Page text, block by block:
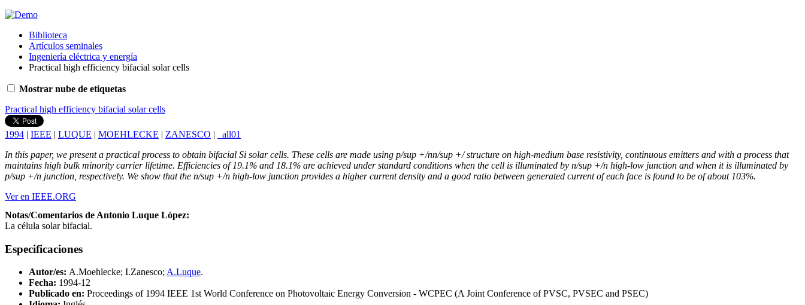
Biblioteca
Artículos seminales
Ingeniería eléctrica y energía
Practical high efficiency bifacial solar cells
Mostrar nube de etiquetas
Practical high efficiency bifacial solar cells
1994 | IEEE | LUQUE | MOEHLECKE | ZANESCO |
_all01
In this paper, we present a practical process to obtain bifacial Si solar cells. These cells are made using p/sup +/nn/sup +/ structure on high-medium base resistivity, continuous emitters and with a process that
maintains high bulk minority carrier lifetime. Efficiencies of 19.1% and 18.1% are achieved under standard conditions when the cell is illuminated by n/sup +/n high-low junction and when it is illuminated by
p/sup +/n junction, respectively. We show that the n/sup +/n high-low junction provides a higher current density and a good ratio between generated current of each face is found to be of about 103%.
Ver en IEEE.ORG
Notas/Comentarios de Antonio Luque López:
La célula solar bifacial.
Especificaciones
Autor/es: A.Moehlecke; I.Zanesco;A.Luque.
Fecha: 1994-12
Publicado en: Proceedings of 1994 IEEE 1st World Conference on Photovoltaic Energy Conversion - WCPEC (A Joint Conference of PVSC, PVSEC and PSEC)